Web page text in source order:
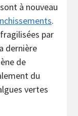
à nouveau
.
par
dernière
de
du
vertes